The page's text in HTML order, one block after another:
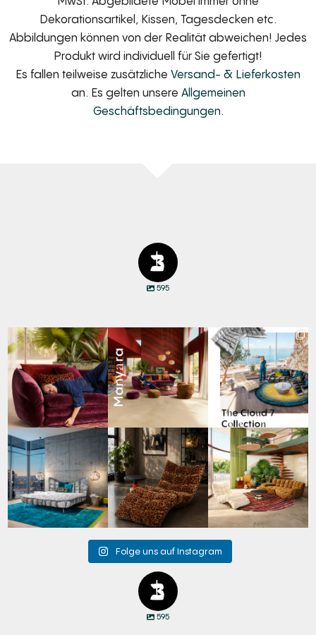
Dekorationsartikel, Kissen, Tagesdecken etc.
Abbildungen können von der Realität abweichen! Jedes
Produkt wird individuell für Sie gefertigt!
Es fallen teilweise zusätzliche Versand- & Lieferkosten
an. Es gelten unsere Allgemeinen
Geschäftsbedingungen.
595
Den Kopf anlehnen. Die
Gedanken auf Reisen...
49 0
Manyara. Inspiriert von
der Weite Afrikas....
53 2
Für jeden Lieblingsplatz
die passende Cloud.
☁️...
60 1
Cloud 7 – nicht nur zum
Sitzen, sondern auch
zum ...
145 3
A bold statement. A
quiet retreat.
Mit unserem...
198 4
Take a walk on the wild
side. 🐆
Anlässlich...
104 1
Folge uns auf Instagram
595